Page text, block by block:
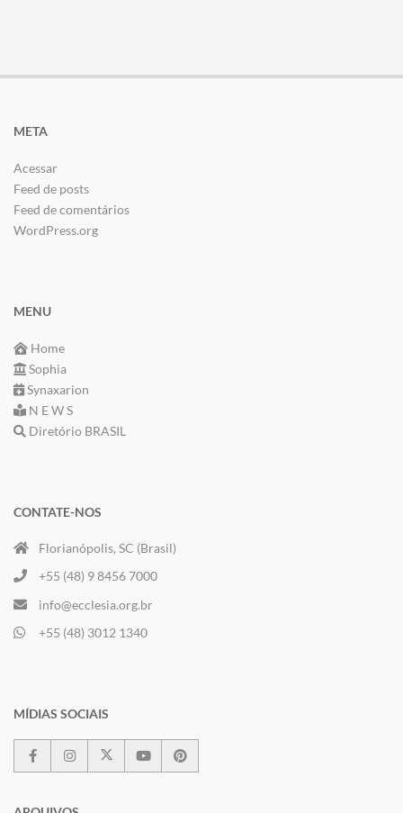
META
Acessar
Feed de posts
Feed de comentários
WordPress.org
MENU
Home
Sophia
Synaxarion
N E W S
Diretório BRASIL
CONTATE-NOS
Florianópolis, SC (Brasil)
+55 (48) 9 8456 7000
info@ecclesia.org.br
+55 (48) 3012 1340
MÍDIAS SOCIAIS